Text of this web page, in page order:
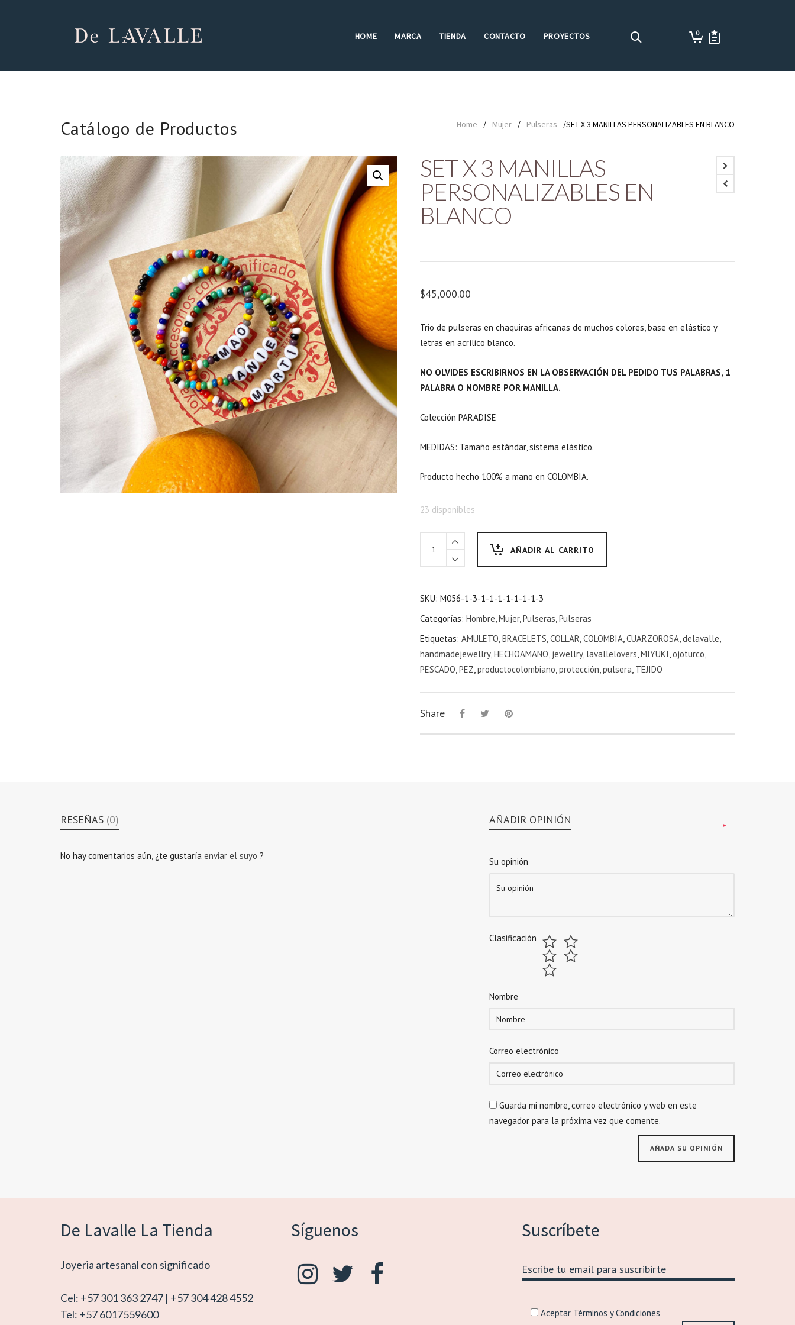
0
HOME MARCA TIENDA CONTACTO PROYECTOS
Catálogo de Productos Home / Mujer / Pulseras /SET X 3 MANILLAS PERSONALIZABLES EN BLANCO
SET X 3 MANILLAS
PERSONALIZABLES EN
BLANCO
$45,000.00
Trio de pulseras en chaquiras africanas de muchos colores, base en elástico y
letras en acrílico blanco.
NO OLVIDES ESCRIBIRNOS EN LA OBSERVACIÓN DEL PEDIDO TUS PALABRAS, 1
PALABRA O NOMBRE POR MANILLA.
Colección PARADISE
MEDIDAS: Tamaño estándar, sistema elástico.
Producto hecho 100% a mano en COLOMBIA.
23 disponibles
AÑADIR AL CARRITO
SKU: M056-1-3-1-1-1-1-1-1-1-3
Categorías: Hombre Mujer, Pulseras Pulseras
Etiquetas: AMULETO BRACELETS COLLAR COLOMBIA CUARZOROSA delavalle
handmadejewellry, HECHOAMANO jewellry, lavallelovers MIYUKI ojoturco
PESCADO PEZ productocolombiano protección pulsera TEJIDO
Share
RESEÑAS (0)
No hay comentarios aún, ¿te gustaría enviar el suyo ?
AÑADIR OPINIÓN
Su opinión
Clasificación
Nombre
*
Correo electrónico
*
Guarda mi nombre, correo electrónico y web en este
navegador para la próxima vez que comente.
De Lavalle La Tienda
Joyeria artesanal con significado
Cel: +57 301 363 2747 | +57 304 428 4552
Tel: +57 6017559600
Síguenos Suscríbete
Aceptar Términos y Condiciones